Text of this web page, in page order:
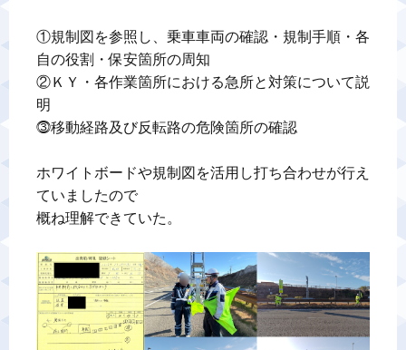
①規制図を参照し、乗車車両の確認・規制手順・各
自の役割・保安箇所の周知
②ＫＹ・各作業箇所における急所と対策について説
明
⓷移動経路及び反転路の危険箇所の確認
ホワイトボードや規制図を活用し打ち合わせが行え
ていましたので
概ね理解できていた。